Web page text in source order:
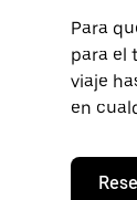
Para
para el
viaje
en